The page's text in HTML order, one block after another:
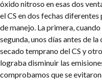
óxido nitroso en esas dos
el CS en dos fechas
de manejo. La primera,
segunda, unos días antes de
secado temprano del CS y
lograba disminuir las
comprobamos que se